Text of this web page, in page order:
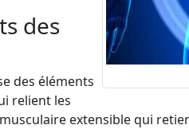
des
des éléments
relient les
extensible qui